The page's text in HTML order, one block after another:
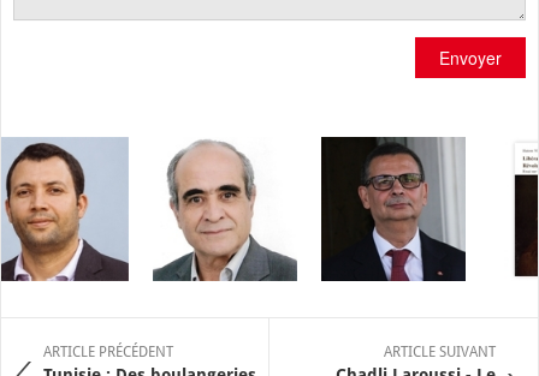
Envoyer
ARTICLE PRÉCÉDENT ARTICLE SUIVANT